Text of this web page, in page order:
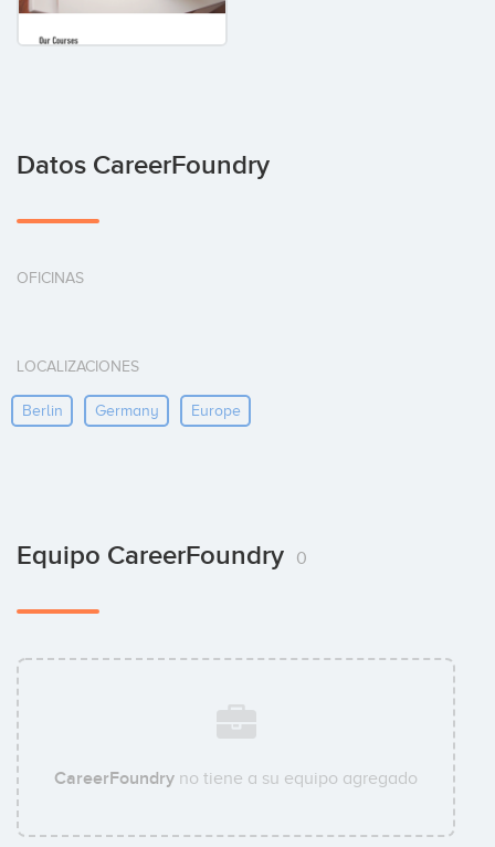
Datos CareerFoundry
OFICINAS
LOCALIZACIONES
Berlin Germany Europe
Equipo CareerFoundry 0
CareerFoundry no tiene a su equipo agregado